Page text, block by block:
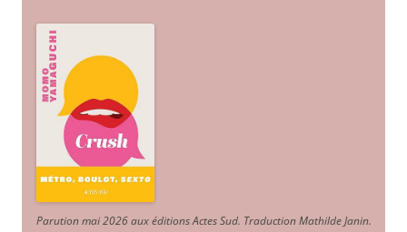
Parution mai 2026 aux éditions Actes Sud. Traduction Mathilde Janin.